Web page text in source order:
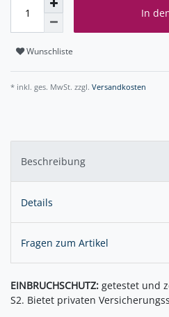
In
Wunschliste
* inkl. ges. MwSt. zzgl. Versandkosten
Beschreibung
Details
Fragen zum Artikel
EINBRUCHSCHUTZ: getestet und
S2. Bietet privaten